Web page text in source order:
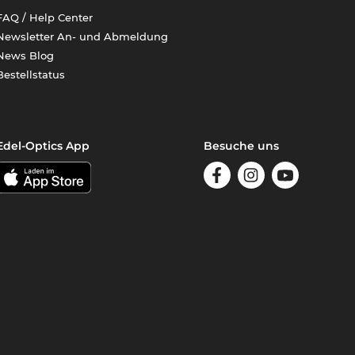
/ Help Center
An- und Abmeldung
Blog
Optics App Besuche uns